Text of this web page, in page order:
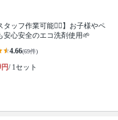
タッフ作業可能🙆‍♀️】お子様やペ
安心安全のエコ洗剤使用🌱
4.66(69件)
円/ 1セット